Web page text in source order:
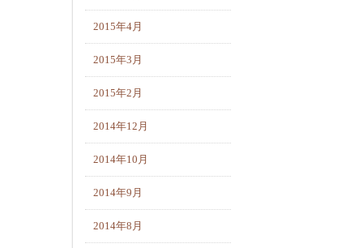
2015年4月
2015年3月
2015年2月
2014年12月
2014年10月
2014年9月
2014年8月